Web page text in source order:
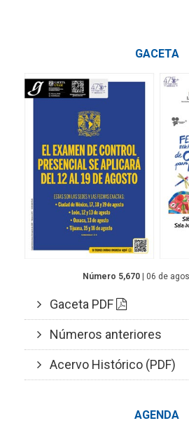
GACETA
Número 5,670 | 06 de
Gaceta PDF
Números anteriores
Acervo Histórico (PDF)
AGENDA